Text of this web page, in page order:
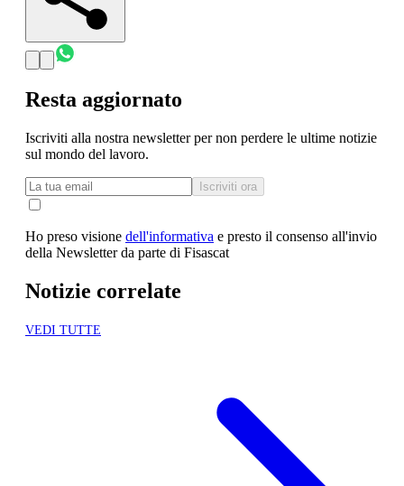
Resta aggiornato
Iscriviti alla nostra newsletter per non perdere le ultime notizie
sul mondo del lavoro.
Iscriviti ora
Ho preso visione dell'informativa e presto il consenso all'invio
della Newsletter da parte di Fisascat
Notizie correlate
VEDI TUTTE